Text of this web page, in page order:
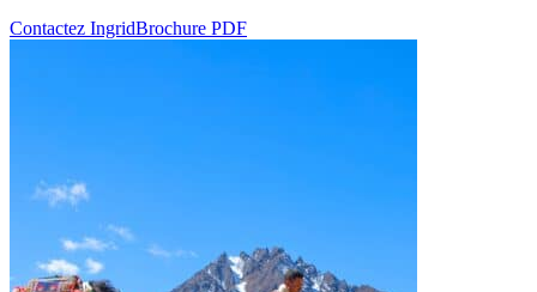
Contactez IngridBrochure PDF